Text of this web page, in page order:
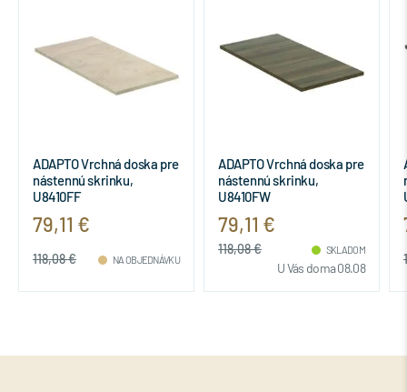
ADAPTO Vrchná doska pre
nástennú skrinku,
U8410FF
79,11 €
118,08 € NA OBJEDNÁVKU
ADAPTO Vrchná doska pre
nástennú skrinku,
U8410FW
79,11 €
118,08 € SKLADOM
U Vás doma 08.08